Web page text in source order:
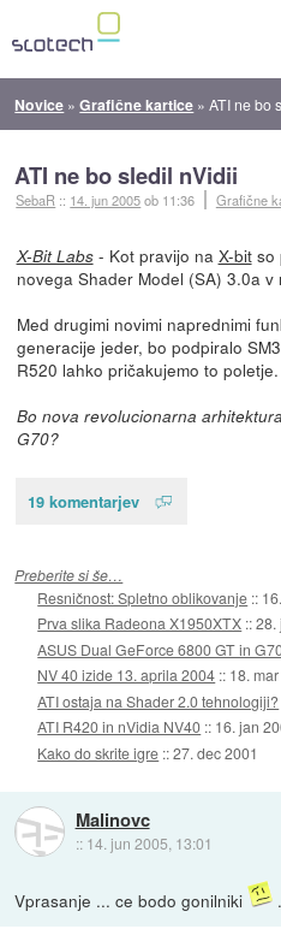
Novice »Grafične kartice »ATI ne bo
ATI ne bo sledil nVidii
SebaR :: 14. jun 2005ob 11:36 Grafične
X-Bit Labs- Kot pravijo na X-bitso
novega Shader Model (SA) 3.0a
Med drugimi novimi naprednimi
generacije jeder, bo podpiralo
R520 lahko pričakujemo to poletje.
Bo nova revolucionarna
G70?
19 komentarjev
Preberite si še…
Resničnost: Spletno oblikovanje ::
Prva slika Radeona X1950XTX ::28.
ASUS Dual GeForce 6800 GT in
NV 40 izide 13. aprila 2004 :: 18.
ATI ostaja na Shader 2.0 tehnologiji?
ATI R420 in nVidia NV40 :: 16. jan
Kako do skrite igre ::27. dec 2001
Malinovc
:: 14. jun 2005, 13:01
Vprasanje ... ce bodo gonilniki